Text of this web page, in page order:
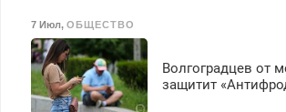
7 Июл, ОБЩЕСТВО
Волгоградцев от
защитит